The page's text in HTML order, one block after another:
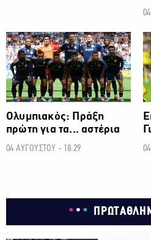
ΠΟΔΟΣΦΑΙΡΟ
Ολυμπιακός: Πράξη
πρώτη για τα... αστέρια
04 ΑΥΓΟΥΣΤΟΥ - 18:29